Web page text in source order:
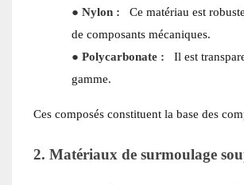
● Nylon :
Ce matériau est
de composants mécaniques.
● Polycarbonate :
Il est
gamme.
Ces composés constituent la base des
2. Matériaux de surmoulage